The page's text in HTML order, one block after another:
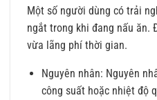
Một số người dùng có trải
ngắt trong khi đang nấu ăn.
vừa lãng phí thời gian.
Nguyên nhân: Nguyên
công suất hoặc nhiệt độ